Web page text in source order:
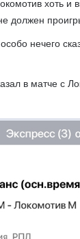
хоть
нечего
в матче с